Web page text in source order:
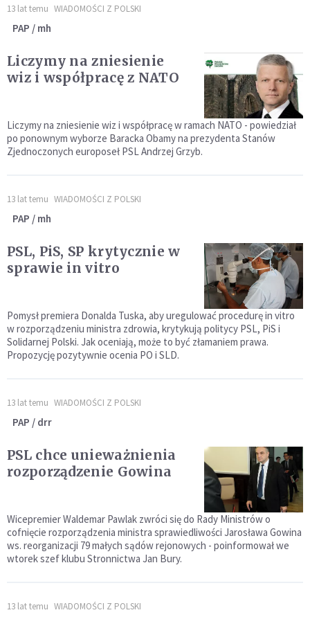
13 lat temu WIADOMOŚCI Z POLSKI
PAP / mh
Liczymy na zniesienie
wiz i współpracę z NATO
Liczymy na zniesienie wiz i współpracę w ramach NATO - powiedział
po ponownym wyborze Baracka Obamy na prezydenta Stanów
Zjednoczonych europoseł PSL Andrzej Grzyb.
13 lat temu WIADOMOŚCI Z POLSKI
PAP / mh
PSL, PiS, SP krytycznie w
sprawie in vitro
Pomysł premiera Donalda Tuska, aby uregulować procedurę in vitro
w rozporządzeniu ministra zdrowia, krytykują politycy PSL, PiS i
Solidarnej Polski. Jak oceniają, może to być złamaniem prawa.
Propozycję pozytywnie ocenia PO i SLD.
13 lat temu WIADOMOŚCI Z POLSKI
PAP / drr
PSL chce unieważnienia
rozporządzenie Gowina
Wicepremier Waldemar Pawlak zwróci się do Rady Ministrów o
cofnięcie rozporządzenia ministra sprawiedliwości Jarosława Gowina
ws. reorganizacji 79 małych sądów rejonowych - poinformował we
wtorek szef klubu Stronnictwa Jan Bury.
13 lat temu WIADOMOŚCI Z POLSKI